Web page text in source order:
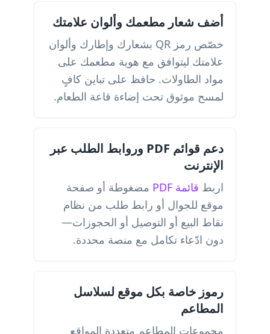
أضف شعار مطعمك وألوان علامتك
خصّص رمز QR بشعارك وإطارك وألوان
علامتك ليتوافق مع هوية مطعمك على
مواد الطاولات. حافظ على تباين كافٍ
لمسح موثوق تحت إضاءة قاعة الطعام.
دعم قوائم PDF وروابط الطلب عبر
الإنترنت
اربط قائمة PDF
مضغوطة أو صفحة
موقع للجوال أو رابط طلب من نظام
نقاط البيع أو التوصيل أو الحجوزات—
دون ادّعاء تكامل مع منصة محددة.
رموز خاصة بكل موقع لسلاسل
المطاعم
مجموعات المطاعم متعددة المواقع